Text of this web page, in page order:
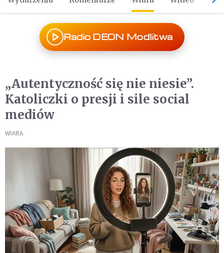
Radio DEON Modlitwa
„Autentyczność się nie niesie”.
Katoliczki o presji i sile social
mediów
WIARA